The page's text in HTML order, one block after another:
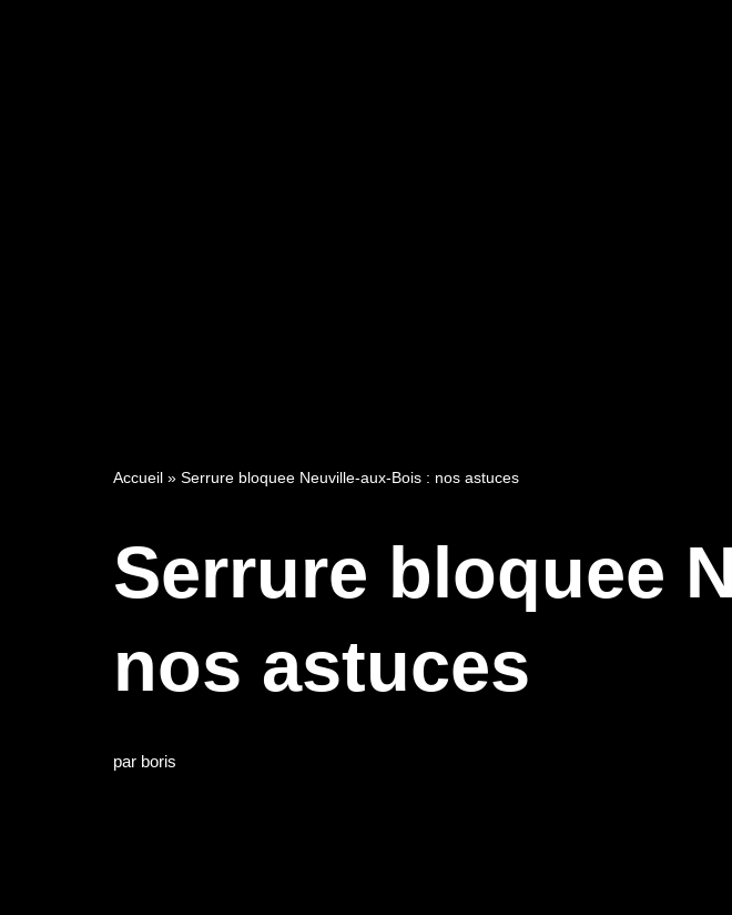
Accueil » Serrure bloquee Neuville-aux-Bois : nos astuces
Serrure bloquee
nos astuces
par boris